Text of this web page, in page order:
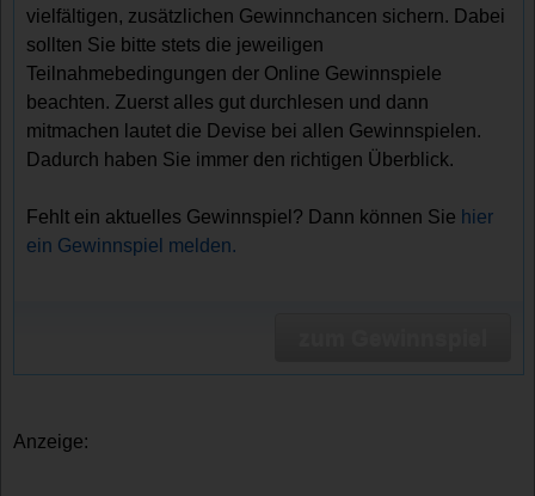
vielfältigen, zusätzlichen Gewinnchancen sichern. Dabei
sollten Sie bitte stets die jeweiligen
Teilnahmebedingungen der Online Gewinnspiele
beachten. Zuerst alles gut durchlesen und dann
mitmachen lautet die Devise bei allen Gewinnspielen.
Dadurch haben Sie immer den richtigen Überblick.
Fehlt ein aktuelles Gewinnspiel? Dann können Sie hier
ein Gewinnspiel melden.
Anzeige: